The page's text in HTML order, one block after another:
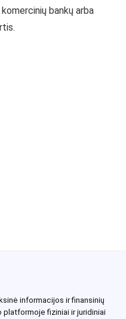
bankų arba
informacijos ir finansinių
platformoje fiziniai ir juridiniai